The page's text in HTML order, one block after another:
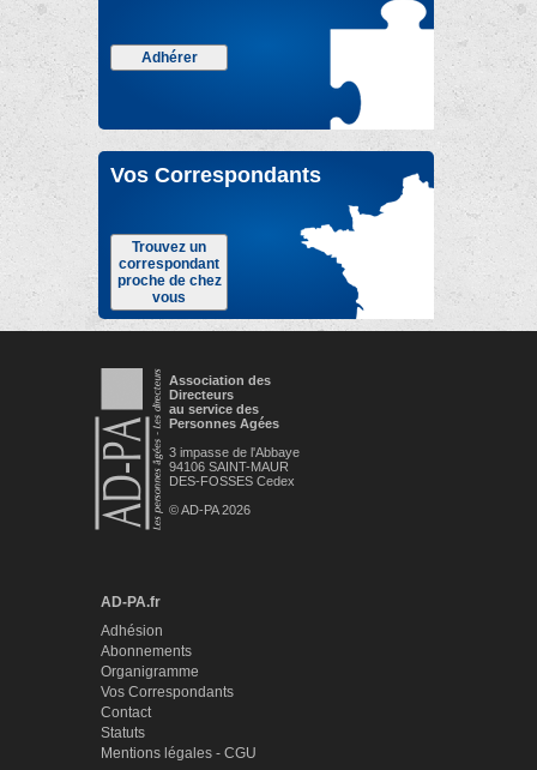
Adhérer
Vos Correspondants
Trouvez un
correspondant
proche de chez
vous
Association des
Directeurs
au service des
Personnes Agées
3 impasse de l'Abbaye
94106 SAINT-MAUR
DES-FOSSES Cedex
© AD-PA 2026
AD-PA.fr
Adhésion
Abonnements
Organigramme
Vos Correspondants
Contact
Statuts
Mentions légales - CGU